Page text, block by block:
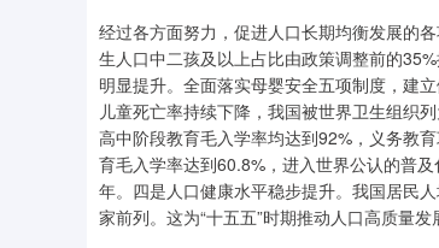
经过各方面努力，促进人口长期均衡发展的
生人口中二孩及以上占比由政策调整前的
明显提升。全面落实母婴安全五项制度，建
儿童死亡率持续下降，我国被世界卫生组织
高中阶段教育毛入学率均达到92%，义务教
育毛入学率达到60.8%，进入世界公认的普
年。四是人口健康水平稳步提升。我国居民
家前列。这为“十五五”时期推动人口高质量发